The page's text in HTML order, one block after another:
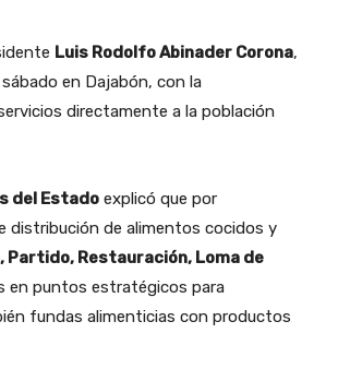
Luis Rodolfo Abinader Corona,
en Dajabón, con la
directamente a la población
del Estado explicó que por
distribución de alimentos cocidos y
Partido, Restauración, Loma de
en puntos estratégicos para
fundas alimenticias con productos